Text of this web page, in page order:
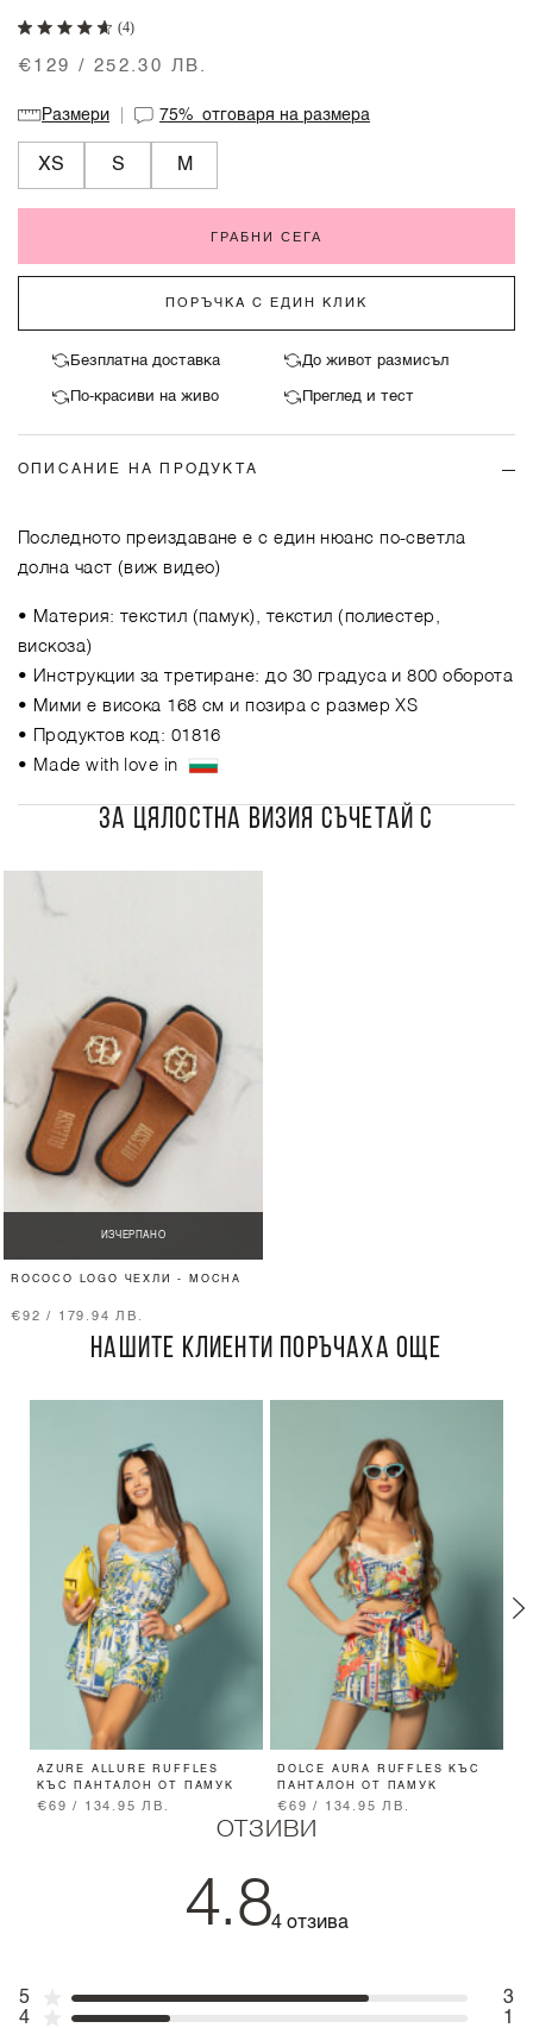
(4)
€129 / 252.30 ЛВ.
Размери 75%отговаря на размера
XS S M
ГРАБНИ СЕГА
ПОРЪЧКА С ЕДИН КЛИК
Безплатна доставка До живот размисъл
По-красиви на живо Преглед и тест
ОПИСАНИЕ НА ПРОДУКТА
Последното преиздаване е с един нюанс по-светла
долна част (виж видео)
• Материя: текстил (памук), текстил (полиестер,
вискоза)
• Инструкции за третиране: до 30 градуса и 800 оборота
• Мими е висока 168 см и позира с размер XS
• Продуктов код: 01816
• Made with love in
ЗА ЦЯЛОСТНА ВИЗИЯ СЪЧЕТАЙ С
ИЗЧЕРПАНО
ROCOCO LOGO ЧЕХЛИ - MOCHA
€92 / 179.94 ЛВ.
НАШИТЕ КЛИЕНТИ ПОРЪЧАХА ОЩЕ
AZURE ALLURE RUFFLES
КЪС ПАНТАЛОН ОТ ПАМУК
€69 / 134.95 ЛВ.
DOLCE AURA RUFFLES КЪС
ПАНТАЛОН ОТ ПАМУК
€69 / 134.95 ЛВ.
ОТЗИВИ
4.84 отзива
5
3
4
1